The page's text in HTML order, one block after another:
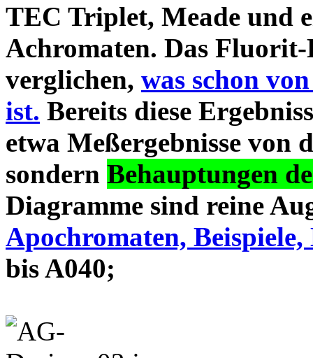
TEC Triplet, Meade und
Achromaten. Das
verglichen, was schon
ist. Bereits diese
etwa Meßergebnisse von
sondern Behauptungen
Diagramme sind reine
Apochromaten, Beispiele,
bis A040;